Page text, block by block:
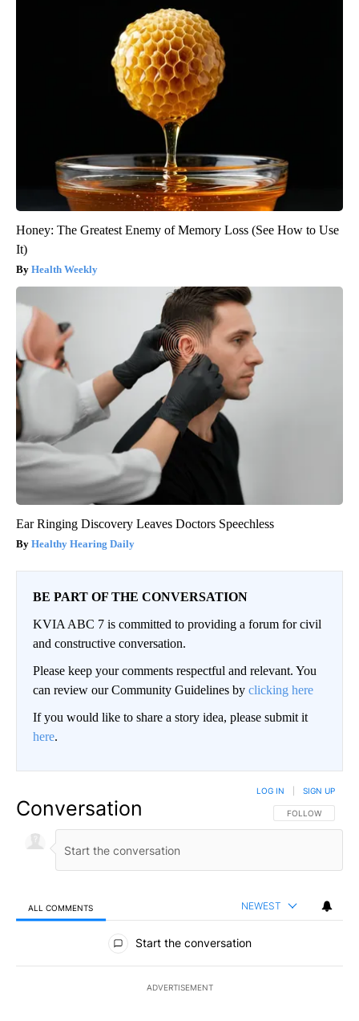
Honey: The Greatest Enemy of Memory Loss (See How to Use
It)
Health Weekly
Ear Ringing Discovery Leaves Doctors Speechless
Healthy Hearing Daily
BE PART OF THE CONVERSATION
KVIA ABC 7 is committed to providing a forum for civil
and constructive conversation.
Please keep your comments respectful and relevant. You
can review our Community Guidelines by clicking here
If you would like to share a story idea, please submit it
here.
Conversation FOLLOW THIS
FOLLOW
LOG IN SIGN UP
ALL COMMENTS NEWEST
All Comments
Start the conversation
ADVERTISEMENT